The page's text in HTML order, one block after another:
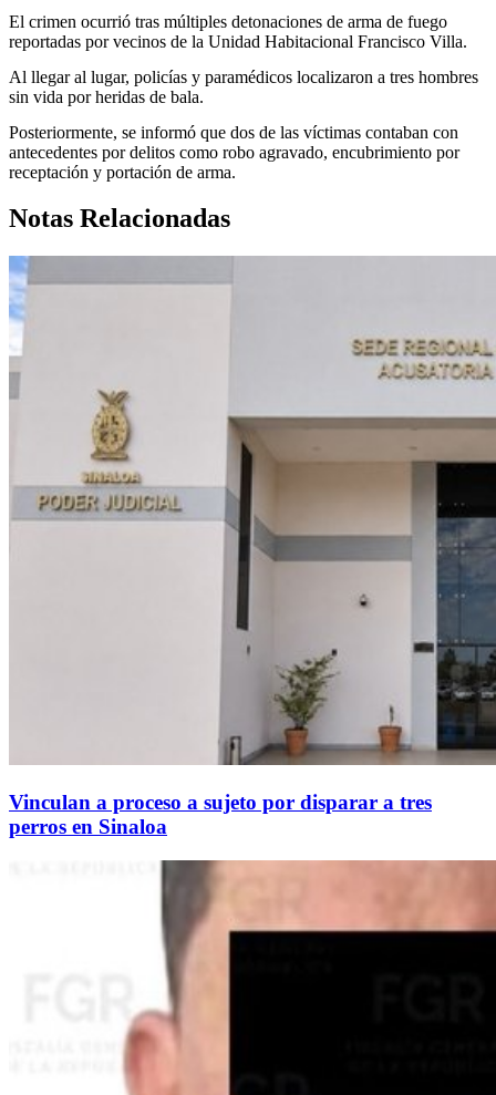
El crimen ocurrió tras múltiples detonaciones de arma de fuego
reportadas por vecinos de la Unidad Habitacional Francisco Villa.
Al llegar al lugar, policías y paramédicos localizaron a tres hombres
sin vida por heridas de bala.
Posteriormente, se informó que dos de las víctimas contaban con
antecedentes por delitos como robo agravado, encubrimiento por
receptación y portación de arma.
Notas Relacionadas
Vinculan a proceso a sujeto por disparar a tres
perros en Sinaloa